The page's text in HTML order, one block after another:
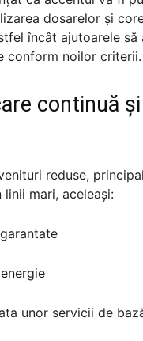
dosarelor și
încât ajutoarele să
conform noilor criterii.
continuă
reduse,
mari, aceleași:
unor servicii de